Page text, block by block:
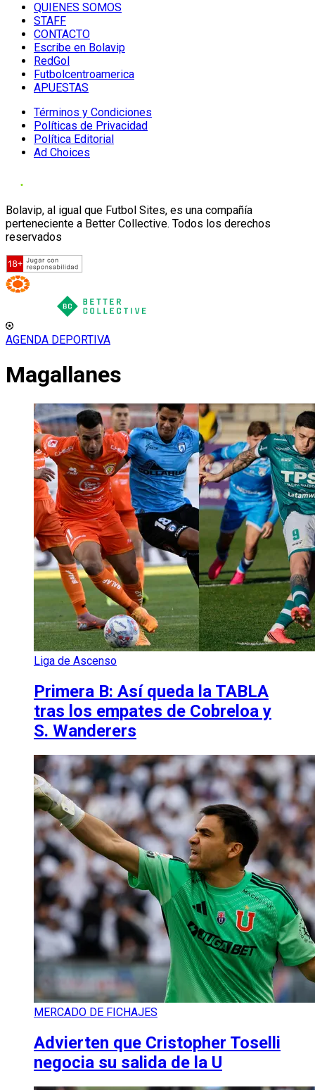
QUIENES SOMOS
STAFF
CONTACTO
Escribe en Bolavip
RedGol
Futbolcentroamerica
APUESTAS
Términos y Condiciones
Políticas de Privacidad
Política Editorial
Ad Choices
Bolavip, al igual que Futbol Sites, es una compañía
perteneciente a Better Collective. Todos los derechos
reservados
AGENDA DEPORTIVA
Magallanes
Liga de Ascenso
Primera B: Así queda la TABLA
tras los empates de Cobreloa y
S. Wanderers
MERCADO DE FICHAJES
Advierten que Cristopher Toselli
negocia su salida de la U